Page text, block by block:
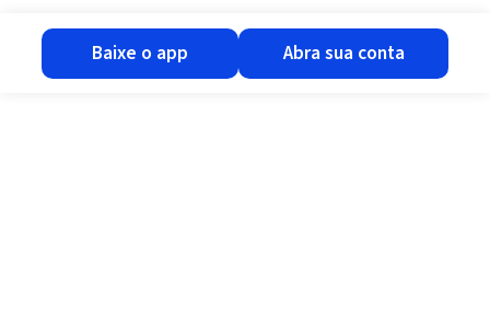
baixe o app abra sua conta